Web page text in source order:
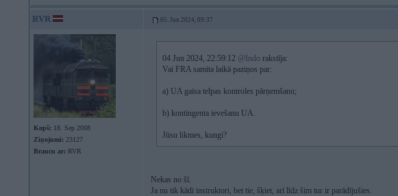
RVR 05. Jun 2024, 09:37
Kopš: 18. Sep 2008
Ziņojumi: 23127
Braucu ar: RVR
04 Jun 2024, 22:59:12 @Indo rakstīja:
Vai FRA samita laikā paziņos par:
a) UA gaisa telpas kontroles pārņemšanu;
b) kontingenta ievešanu UA.
Jūsu likmes, kungi?
Nekas no šī.
Ja nu tik kādi instruktori, bet tie, šķiet, arī līdz šim tur ir parādījušies.